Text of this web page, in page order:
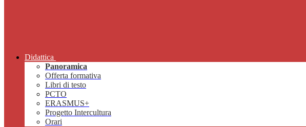
Didattica
Panoramica
Offerta formativa
Libri di testo
PCTO
ERASMUS+
Progetto Intercultura
Orari